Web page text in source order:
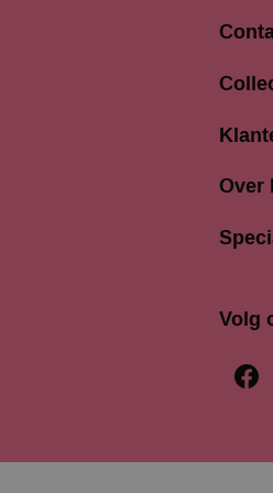
033
Over
Volg